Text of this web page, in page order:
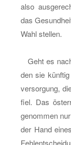
also
das
Wahl stel­len.
Geht es
den sie
ver­sor­gung,
fiel. Das
ge­nom­men
der Hand